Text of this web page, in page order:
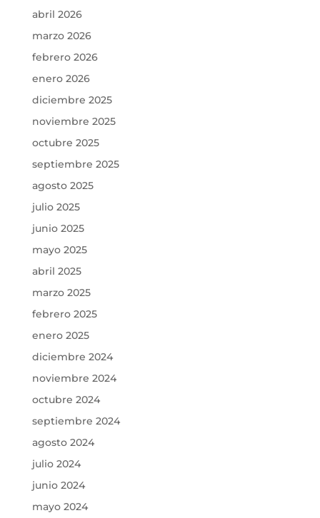
abril 2026
marzo 2026
febrero 2026
enero 2026
diciembre 2025
noviembre 2025
octubre 2025
septiembre 2025
agosto 2025
julio 2025
junio 2025
mayo 2025
abril 2025
marzo 2025
febrero 2025
enero 2025
diciembre 2024
noviembre 2024
octubre 2024
septiembre 2024
agosto 2024
julio 2024
junio 2024
mayo 2024